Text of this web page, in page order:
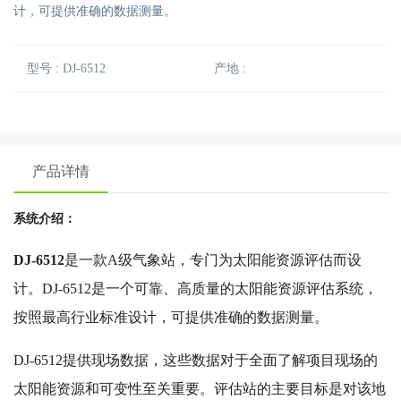
计，可提供准确的数据测量。
型号 : DJ-6512 产地 :
产品详情
系统介绍：
DJ-6512是一款A级气象站，专门为太阳能资源评估而设
计。DJ-6512是一个可靠、高质量的太阳能资源评估系统，
按照最高行业标准设计，可提供准确的数据测量。
DJ-6512提供现场数据，这些数据对于全面了解项目现场的
太阳能资源和可变性至关重要。评估站的主要目标是对该地